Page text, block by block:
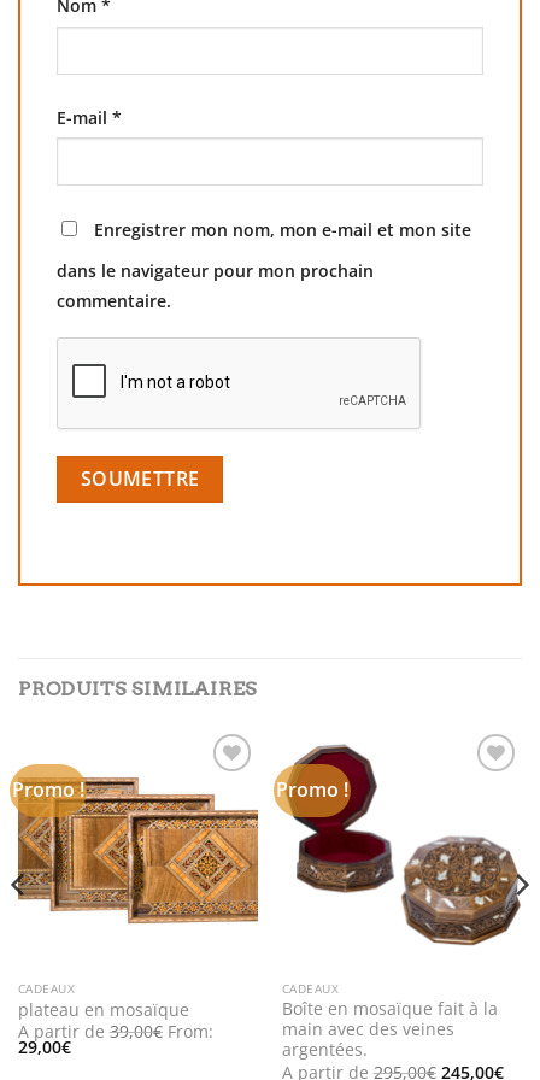
Nom *
E-mail *
Enregistrer mon nom, mon e-mail et mon site
dans le navigateur pour mon prochain
commentaire.
PRODUITS SIMILAIRES
Promo !
wishlist
CADEAUX
plateau en mosaïque
A partir de 39,00€ From:
29,00€
Promo !
CADEAUX
Boîte en mosaïque fait à la
main avec des veines
argentées.
A partir de 295,00€ Le
245,00€Le